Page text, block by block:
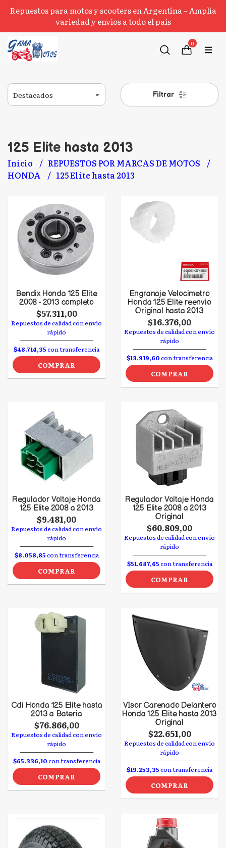
Repuestos para motos y scooters en Argentina – Amplia
variedad y envíos a todo el país
0
Filtrar
125 Elite hasta 2013
Inicio
REPUESTOS POR MARCAS DE MOTOS
HONDA
125 Elite hasta 2013
Bendix Honda 125 Elite
2008 - 2013 completo
$57.311,00
Repuestos de calidad con envío
rápido
$48.714,35con transferencia
COMPRAR
Engranaje Velocimetro
Honda 125 Elite reenvio
Original hasta 2013
$16.376,00
Repuestos de calidad con envío
rápido
$13.919,60con transferencia
COMPRAR
Regulador Voltaje Honda
125 Elite 2008 a 2013
$9.481,00
Repuestos de calidad con envío
rápido
$8.058,85con transferencia
COMPRAR
Regulador Voltaje Honda
125 Elite 2008 a 2013
Original
$60.809,00
Repuestos de calidad con envío
rápido
$51.687,65con transferencia
COMPRAR
Cdi Honda 125 Elite hasta
2013 a Bateria
$76.866,00
Repuestos de calidad con envío
rápido
$65.336,10con transferencia
COMPRAR
VIsor Carenado Delantero
Honda 125 Elite hasta 2013
Original
$22.651,00
Repuestos de calidad con envío
rápido
$19.253,35con transferencia
COMPRAR